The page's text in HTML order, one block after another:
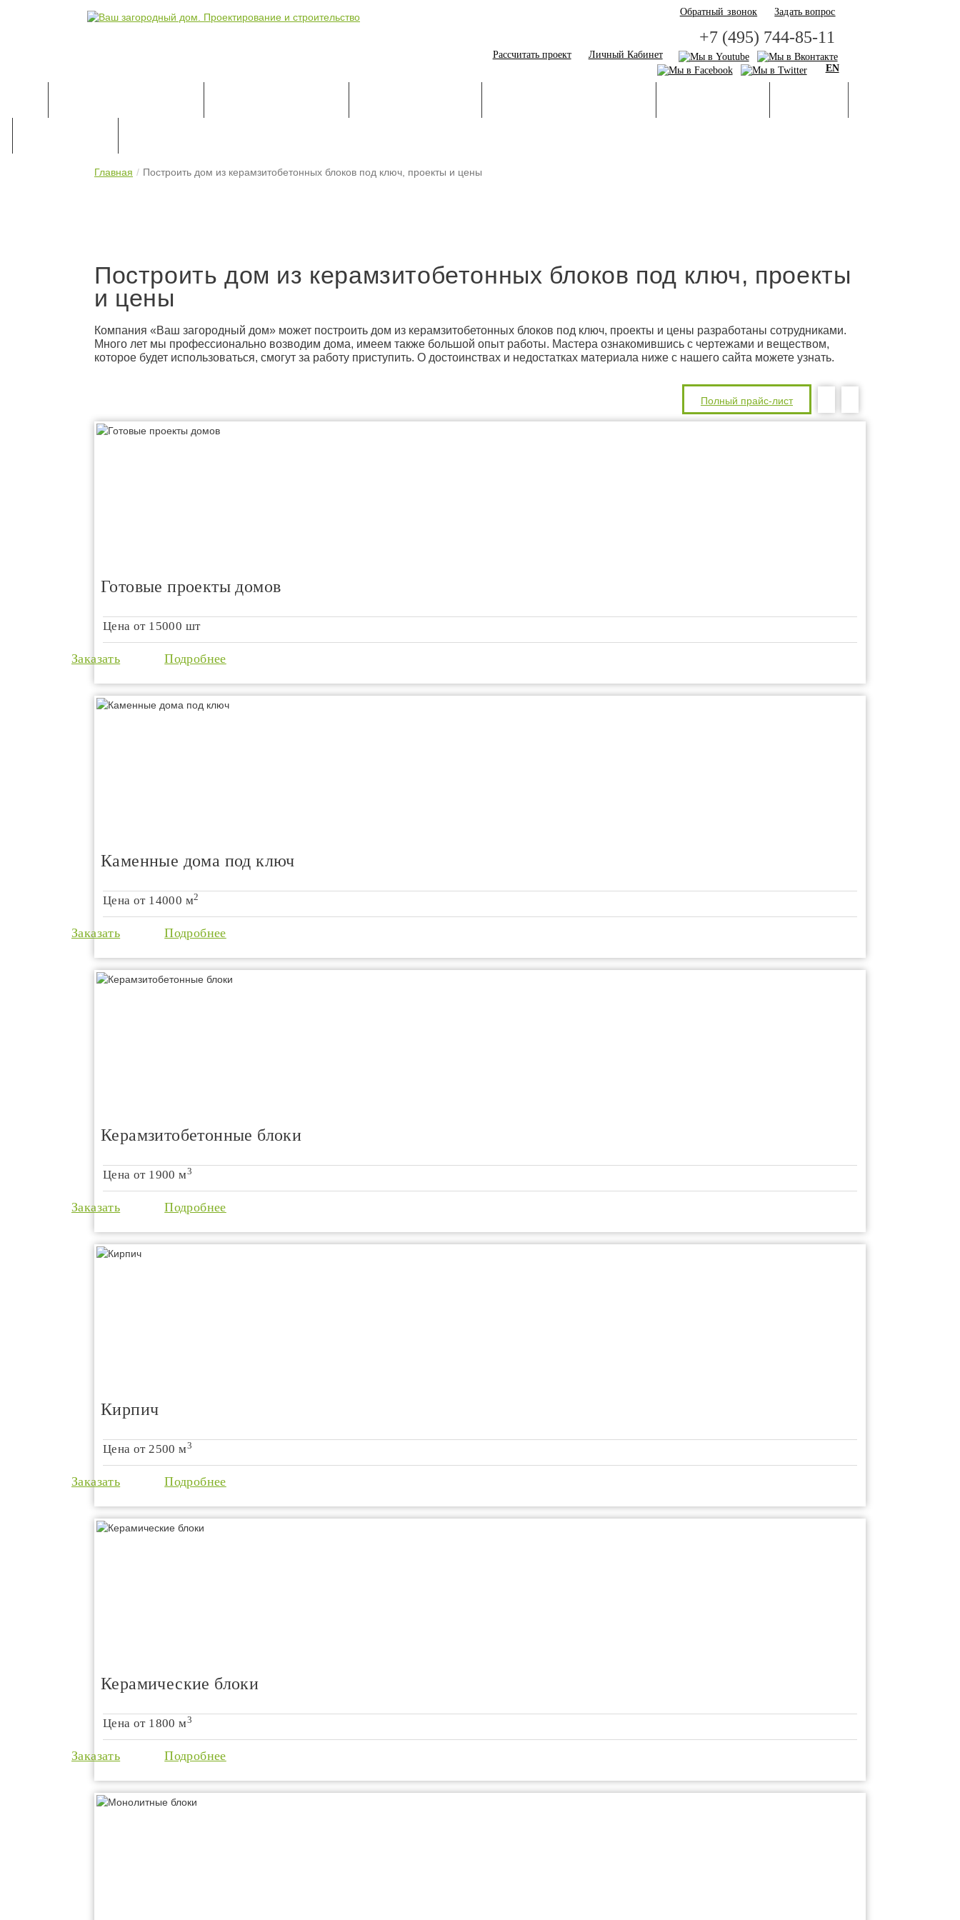
Обратный звонок Задать вопрос
+7 (495) 744-85-11
Рассчитать проект
Личный Кабинет
EN
Главная Построить дом из керамзитобетонных блоков под ключ, проекты и цены
Построить дом из керамзитобетонных блоков под ключ, проекты
и цены
Компания «Ваш загородный дом» может построить дом из керамзитобетонных блоков под ключ, проекты и цены разработаны сотрудниками.
Много лет мы профессионально возводим дома, имеем также большой опыт работы. Мастера ознакомившись с чертежами и веществом,
которое будет использоваться, смогут за работу приступить. О достоинствах и недостатках материала ниже с нашего сайта можете узнать.
Полный прайс-лист
Готовые проекты домов
Цена от 15000 шт
Заказать Подробнее
Каменные дома под ключ
Цена от 14000 м2
Заказать Подробнее
Керамзитобетонные блоки
Цена от 1900 м3
Заказать Подробнее
Кирпич
Цена от2500 м3
Заказать Подробнее
Керамические блоки
Цена от 1800 м3
Заказать Подробнее